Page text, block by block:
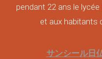
pendant 22 ans le
et aux habitants
サンシール日